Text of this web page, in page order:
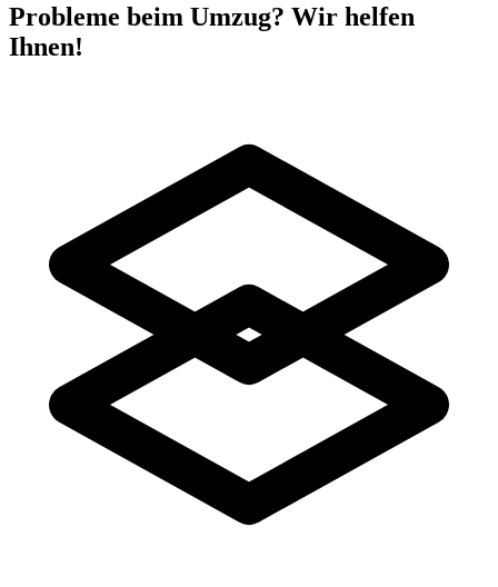
Probleme beim Umzug? Wir helfen
Ihnen!